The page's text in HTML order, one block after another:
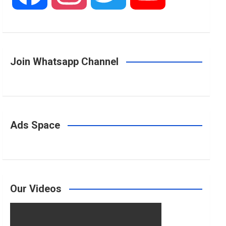
c
e
o
s
t
r
i
t
r
u
T
Join Whatsapp Channel
Ads Space
Our Videos